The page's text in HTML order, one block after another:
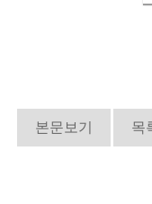
본문보기 목